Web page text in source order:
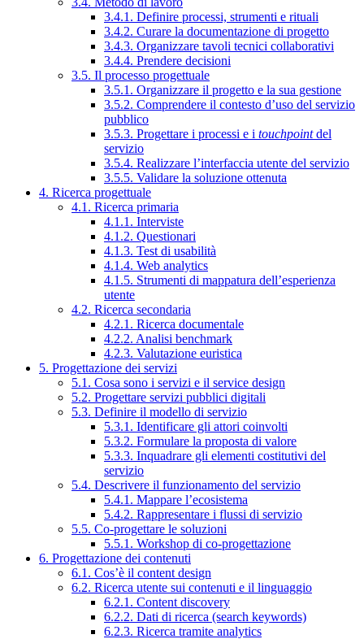
3.4.1. Definire processi, strumenti e rituali
3.4.2. Curare la documentazione di progetto
3.4.3. Organizzare tavoli tecnici collaborativi
3.4.4. Prendere decisioni
3.5. Il processo progettuale
3.5.1. Organizzare il progetto e la sua gestione
3.5.2. Comprendere il contesto d’uso del servizio
pubblico
3.5.3. Progettare i processi e i touchpointdel
servizio
3.5.4. Realizzare l’interfaccia utente del servizio
3.5.5. Validare la soluzione ottenuta
4. Ricerca progettuale
4.1. Ricerca primaria
4.1.1. Interviste
4.1.2. Questionari
4.1.3. Test di usabilità
4.1.4. Web analytics
4.1.5. Strumenti di mappatura dell’esperienza
utente
4.2. Ricerca secondaria
4.2.1. Ricerca documentale
4.2.2. Analisi benchmark
4.2.3. Valutazione euristica
5. Progettazione dei servizi
5.1. Cosa sono i servizi e il service design
5.2. Progettare servizi pubblici digitali
5.3. Definire il modello di servizio
5.3.1. Identificare gli attori coinvolti
5.3.2. Formulare la proposta di valore
5.3.3. Inquadrare gli elementi costitutivi del
servizio
5.4. Descrivere il funzionamento del servizio
5.4.1. Mappare l’ecosistema
5.4.2. Rappresentare i flussi di servizio
5.5. Co-progettare le soluzioni
5.5.1. Workshop di co-progettazione
6. Progettazione dei contenuti
6.1. Cos’è il content design
6.2. Ricerca utente sui contenuti e il linguaggio
6.2.1. Content discovery
6.2.2. Dati di ricerca (search keywords)
6.2.3. Ricerca tramite analytics